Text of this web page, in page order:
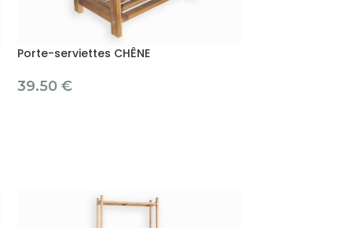
Porte-serviettes CHÊNE
39.50 €